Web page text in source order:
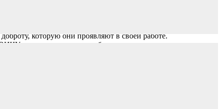
которую они проявляют в своей работе.
исключительную заботу, проявленную во время
управление коллективом.